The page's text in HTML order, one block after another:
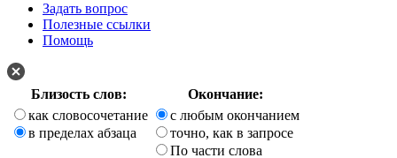
Задать вопрос
Полезные ссылки
Помощь
Близость слов:
Окончание:
как словосочетание
в пределах абзаца
с любым окончанием
точно, как в запросе
По части слова